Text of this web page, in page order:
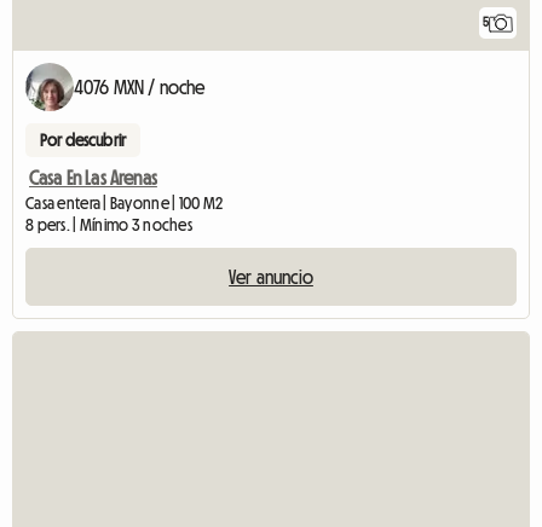
5
4076 MXN / noche
Por descubrir
Casa En Las Arenas
Casa entera | Bayonne | 100 M2
8 pers. | Mínimo 3 noches
Ver anuncio